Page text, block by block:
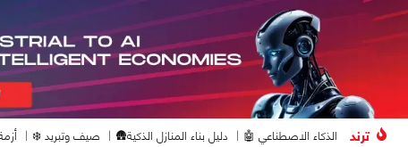
ترند الذكاء الاصطناعي 🤖 دليل بناء المنازل الذكية🛖 صيف وتبريد ❄️